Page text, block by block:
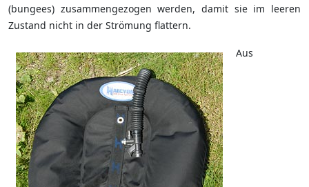
(bungees) zusammengezogen werden, damit sie im leeren
Zustand nicht in der Strömung flattern.
Aus